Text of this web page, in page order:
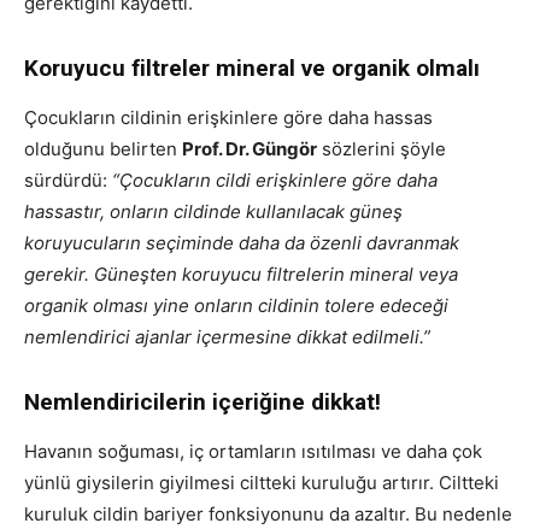
Koruyucu filtreler mineral ve organik olmalı
Çocukların cildinin erişkinlere göre daha hassas
olduğunu belirten Prof. Dr. Güngör sözlerini şöyle
sürdürdü: “Çocukların cildi erişkinlere göre daha
hassastır, onların cildinde kullanılacak güneş
koruyucuların seçiminde daha da özenli davranmak
gerekir. Güneşten koruyucu filtrelerin mineral veya
organik olması yine onların cildinin tolere edeceği
nemlendirici ajanlar içermesine dikkat edilmeli.”
Nemlendiricilerin içeriğine dikkat!
Havanın soğuması, iç ortamların ısıtılması ve daha çok
yünlü giysilerin giyilmesi ciltteki kuruluğu artırır. Ciltteki
kuruluk cildin bariyer fonksiyonunu da azaltır. Bu nedenle